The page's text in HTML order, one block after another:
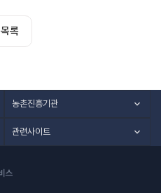
목록
농촌진흥기관
관련사이트